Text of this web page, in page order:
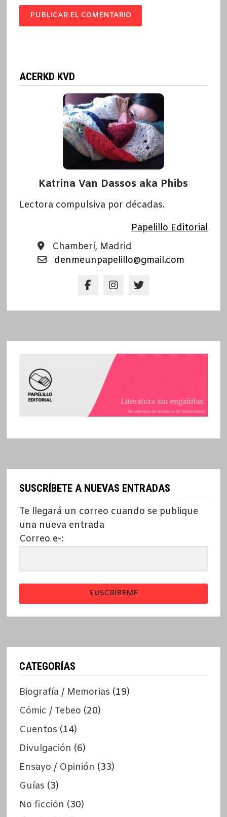
ACERKD KVD
Katrina Van Dassos aka Phibs
Lectora compulsiva por décadas.
Papelillo Editorial
Chamberí, Madrid
denmeunpapelillo@gmail.com
SUSCRÍBETE A NUEVAS ENTRADAS
Te llegará un correo cuando se publique
una nueva entrada
Correo e-:
SUSCRÍBEME
CATEGORÍAS
Biografía / Memorias (19)
Cómic / Tebeo (20)
Cuentos (14)
Divulgación (6)
Ensayo / Opinión (33)
Guías (3)
No ficción (30)